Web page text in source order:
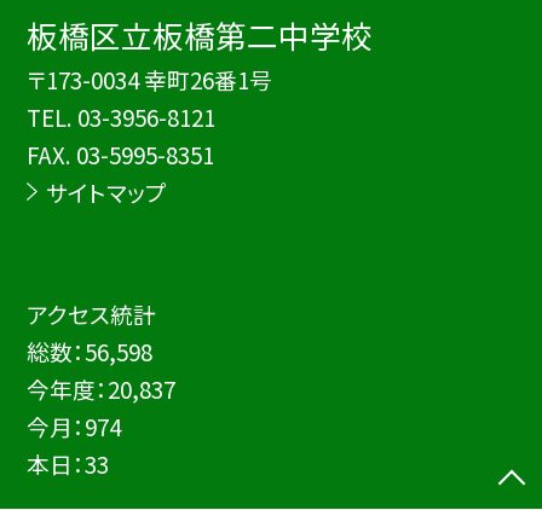
板橋区立板橋第二中学校
〒173-0034 幸町26番1号
TEL. 03-3956-8121
FAX. 03-5995-8351
サイトマップ
アクセス統計
総数：56,598
今年度：20,837
今月：974
本日：33